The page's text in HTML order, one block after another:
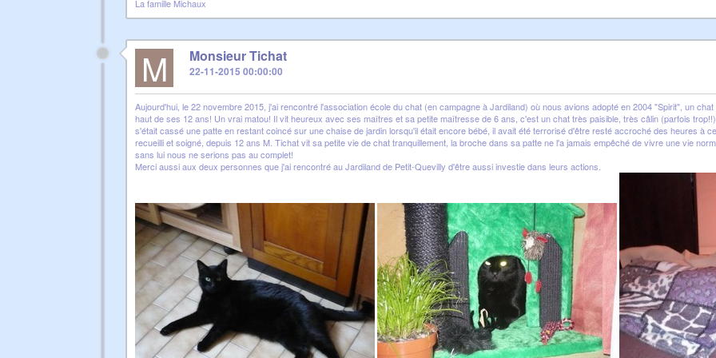
La famille Michaux
M Monsieur Tichat
22-11-2015 00:00:00
Aujourd'hui, le 22 novembre 2015, j'ai rencontré l'association école du chat (en campagne à Jardiland) où nous avions adopté en 2004 "Spirit", un
haut de ses 12 ans! Un vrai matou! Il vit heureux avec ses maîtres et sa petite maîtresse de 6 ans, c'est un chat très paisible, très câlin (parfois
s'était cassé une patte en restant coincé sur une chaise de jardin lorsqu'il était encore bébé, il avait été terrorisé d'être resté accroché des heures à
recueilli et soigné, depuis 12 ans M. Tichat vit sa petite vie de chat tranquillement, la broche dans sa patte ne l'a jamais empêché de vivre une vie
sans lui nous ne serions pas au complet!
Merci aussi aux deux personnes que j'ai rencontré au Jardiland de Petit-Quevilly d'être aussi investie dans leurs actions.